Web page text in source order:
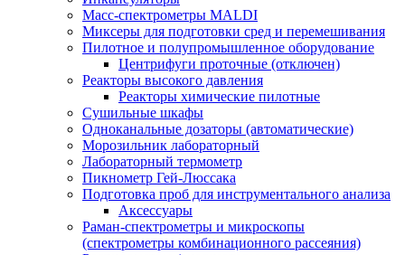
Масс-спектрометры MALDI
Миксеры для подготовки сред и перемешивания
Пилотное и полупромышленное оборудование
Центрифуги проточные (отключен)
Реакторы высокого давления
Реакторы химические пилотные
Сушильные шкафы
Одноканальные дозаторы (автоматические)
Морозильник лабораторный
Лабораторный термометр
Пикнометр Гей-Люссака
Подготовка проб для инструментального анализа
Аксессуары
Раман-спектрометры и микроскопы
(спектрометры комбинационного рассеяния)